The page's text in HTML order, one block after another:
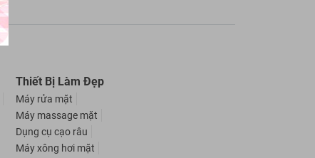
Thiết Bị Làm Đẹp
Máy rửa mặt
Máy massage mặt
Dụng cụ cạo râu
Máy xông hơi mặt